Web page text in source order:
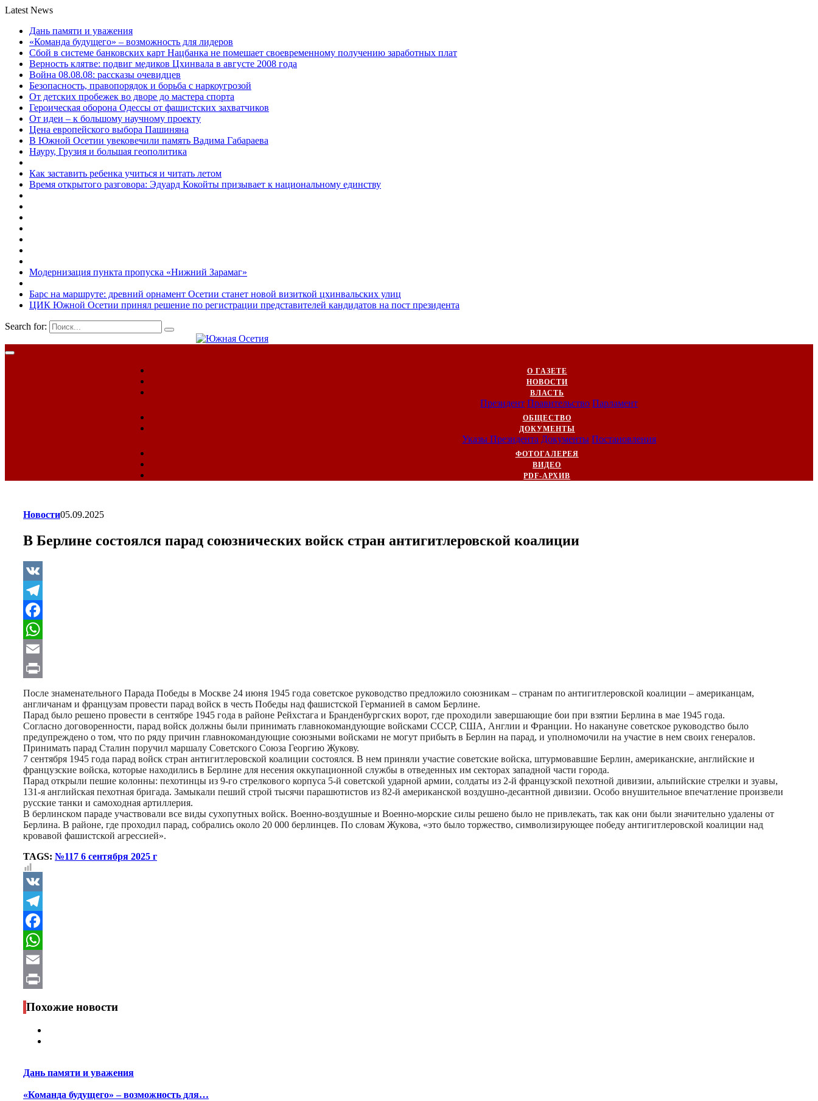
Latest News
Дань памяти и уважения
«Команда будущего» – возможность для лидеров
Сбой в системе банковских карт Нацбанка не помешает своевременному получению заработных плат
Верность клятве: подвиг медиков Цхинвала в августе 2008 года
Война 08.08.08: рассказы очевидцев
Безопасность, правопорядок и борьба с наркоугрозой
От детских пробежек во дворе до мастера спорта
Героическая оборона Одессы от фашистских захватчиков
От идеи – к большому научному проекту
Цена европейского выбора Пашиняна
В Южной Осетии увековечили память Вадима Габараева
Науру, Грузия и большая геополитика
Как заставить ребенка учиться и читать летом
Время открытого разговора: Эдуард Кокойты призывает к национальному единству
Модернизация пункта пропуска «Нижний Зарамаг»
Барс на маршруте: древний орнамент Осетии станет новой визиткой цхинвальских улиц
ЦИК Южной Осетии принял решение по регистрации представителей кандидатов на пост президента
Search for:
О ГАЗЕТЕ
НОВОСТИ
ВЛАСТЬ
Президент Правительство Парламент
ОБЩЕСТВО
ДОКУМЕНТЫ
Указы Президента Документы Постановления
ФОТОГАЛЕРЕЯ
ВИДЕО
PDF-АРХИВ
Новости05.09.2025
В Берлине состоялся парад союзнических войск стран антигитлеровской коалиции
VK
Telegram
Facebook
WhatsApp
Email
Print
После знаменательного Парада Победы в Москве 24 июня 1945 года советское руководство предложило союзникам – странам по антигитлеровской коалиции – американцам,
англичанам и французам провести парад войск в честь Победы над фашистской Германией в самом Берлине.
Парад было решено провести в сентябре 1945 года в районе Рейхстага и Бранденбургских ворот, где проходили завершающие бои при взятии Берлина в мае 1945 года.
Согласно договоренности, парад войск должны были принимать главнокомандующие войсками СССР, США, Англии и Франции. Но накануне советское руководство было
предупреждено о том, что по ряду причин главнокомандующие союзными войсками не могут прибыть в Берлин на парад, и уполномочили на участие в нем своих генералов.
Принимать парад Сталин поручил маршалу Советского Союза Георгию Жукову.
7 сентября 1945 года парад войск стран антигитлеровской коалиции состоялся. В нем приняли участие советские войска, штурмовавшие Берлин, американские, английские и
французские войска, которые находились в Берлине для несения оккупационной службы в отведенных им секторах западной части города.
Парад открыли пешие колонны: пехотинцы из 9-го стрелкового корпуса 5-й советской ударной армии, солдаты из 2-й французской пехотной дивизии, альпийские стрелки и зуавы,
131-я английская пехотная бригада. Замыкали пеший строй тысячи парашютистов из 82-й американской воздушно-десантной дивизии. Особо внушительное впечатление произвели
русские танки и самоходная артиллерия.
В берлинском параде участвовали все виды сухопутных войск. Военно-воздушные и Военно-морские силы решено было не привлекать, так как они были значительно удалены от
Берлина. В районе, где проходил парад, собрались около 20 000 берлинцев. По словам Жукова, «это было торжество, символизирующее победу антигитлеровской коалиции над
кровавой фашистской агрессией».
TAGS: №117 6 сентября 2025 г
VK
Telegram
Facebook
WhatsApp
Email
Print
Похожие новости
Дань памяти и уважения
«Команда будущего» – возможность для…